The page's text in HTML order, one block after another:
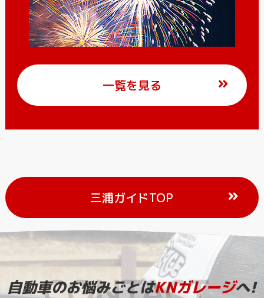
一覧を見る
三浦ガイドTOP
自動車のお悩みごとはKNガレージへ!